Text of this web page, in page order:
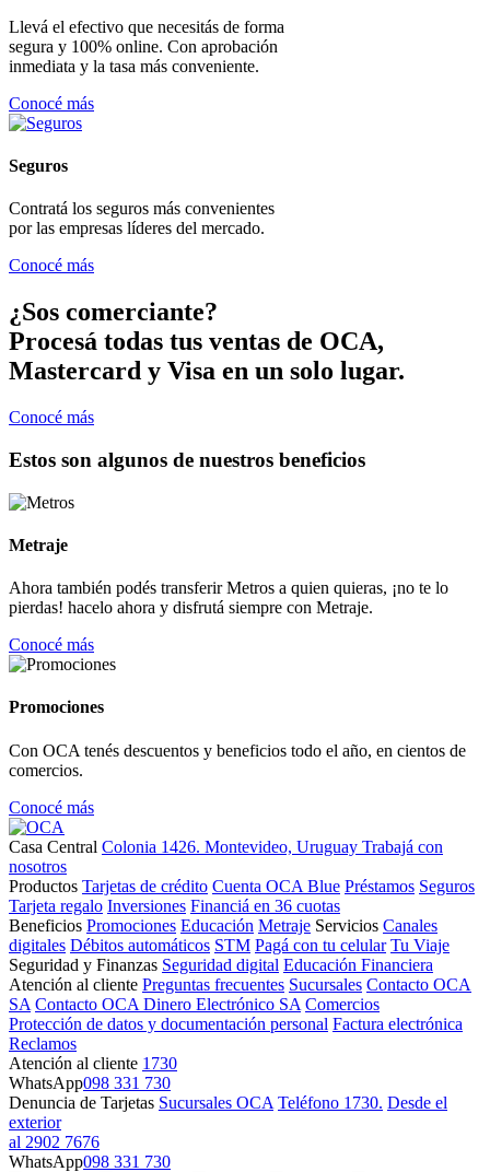
Llevá el efectivo que necesitás de forma
segura y 100% online. Con aprobación
inmediata y la tasa más conveniente.
Conocé más
Seguros
Contratá los seguros más convenientes
por las empresas líderes del mercado.
Conocé más
¿Sos comerciante?
Procesá todas tus ventas de OCA,
Mastercard y Visa en un solo lugar.
Conocé más
Estos son algunos de nuestros beneficios
Metraje
Ahora también podés transferir Metros a quien quieras, ¡no te lo
pierdas! hacelo ahora y disfrutá siempre con Metraje.
Conocé más
Promociones
Con OCA tenés descuentos y beneficios todo el año, en cientos de
comercios.
Conocé más
Casa Central Colonia 1426. Montevideo, Uruguay Trabajá con
nosotros
Productos Tarjetas de crédito Cuenta OCA Blue Préstamos Seguros
Tarjeta regalo Inversiones Financiá en 36 cuotas
Beneficios Promociones Educación Metraje Servicios Canales
digitales Débitos automáticos STM Pagá con tu celular Tu Viaje
Seguridad y Finanzas Seguridad digital Educación Financiera
Atención al cliente Preguntas frecuentes Sucursales Contacto OCA
SA Contacto OCA Dinero Electrónico SA Comercios
Protección de datos y documentación personal Factura electrónica
Reclamos
Atención al cliente 1730
WhatsApp098 331 730
Denuncia de Tarjetas Sucursales OCA Teléfono 1730. Desde el
exterior
al 2902 7676
WhatsApp098 331 730